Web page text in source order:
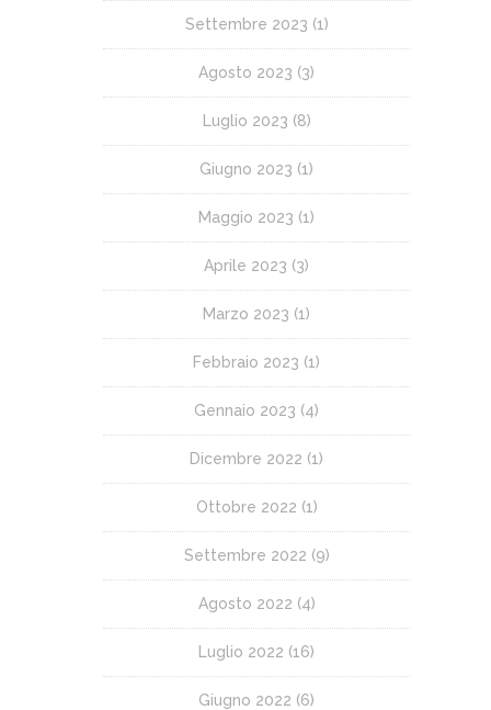
Settembre 2023 (1)
Agosto 2023 (3)
Luglio 2023 (8)
Giugno 2023 (1)
Maggio 2023 (1)
Aprile 2023 (3)
Marzo 2023 (1)
Febbraio 2023 (1)
Gennaio 2023 (4)
Dicembre 2022 (1)
Ottobre 2022 (1)
Settembre 2022 (9)
Agosto 2022 (4)
Luglio 2022 (16)
Giugno 2022 (6)